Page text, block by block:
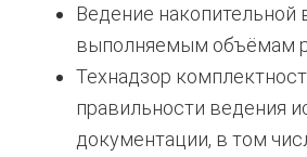
Ведение накопительной
выполняемым объёмам
Технадзор
правильности ведения
документации, в том